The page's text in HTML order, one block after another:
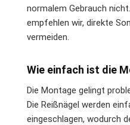
normalem Gebrauch
empfehlen wir, direkte
vermeiden.
Wie einfach ist die
Die Montage gelingt
Die Reißnägel werden
eingeschlagen, wodurch